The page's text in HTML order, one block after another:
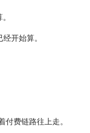
开始算。
付费链路往上走。